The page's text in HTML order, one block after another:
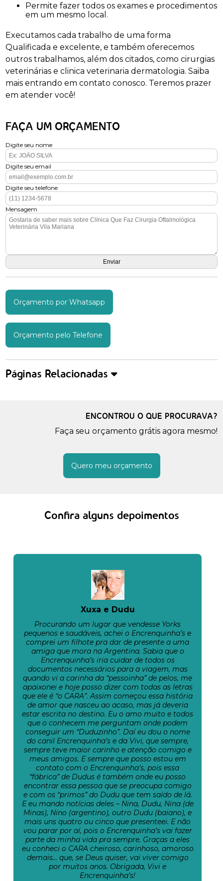
Permite fazer todos os exames e procedimentos
em um mesmo local.
Executamos cada trabalho de uma forma
Qualificada e excelente, e também oferecemos
outros trabalhamos, além dos citados, como cirurgias
veterinárias e clinica veterinaria dermatologia. Saiba
mais entrando em contato conosco. Teremos prazer
em atender você!
FAÇA UM ORÇAMENTO
Digite seu nome
Digite seu email
Digite seu telefone
Mensagem
Orçamento por Whatsapp
Orçamento pelo Telefone
Páginas Relacionadas
ENCONTROU O QUE PROCURAVA?
Faça seu orçamento grátis agora mesmo!
Quero meu orçamento
Confira alguns depoimentos
Xuxa e Dudu
Procurando um lugar que vendesse Yorks
pequenos e saudáveis, achei o Encrenquinha’s e
comprei um filhote pra dar de presente a uma
amiga que mora na Argentina. Sabia que o
Encrenquinha’s iria cuidar de todos os
documentos necessários para a viagem, mas
quando vi a carinha da “pessoinha” de pelos, me
apaixonei e hoje posso dizer com todas as letras
que ele é “o CARA”. Assim começou essa história
de amor que nasceu ao acaso, mas já deveria
estar escrita no destino. Eu o amo muito e todos
que o conhecem me perguntam onde podem
conseguir um “Duduzinho”. Daí eu dou o nome
do canil Encrenquinha’s e da Vivi, que sempre,
sempre teve maior carinho e atenção comigo e
meus amigos. E sempre que posso estou em
contato com o Encrenquinha’s, pois essa
“fábrica” de Dudus é também onde eu posso
encontrar essa pessoa que se preocupa comigo
e com os “primos” do Dudu que tem saído de lá.
E eu mando notícias deles – Nina, Dudu, Nina (de
Minas), Nino (argentino), outro Dudu (baiano), e
mais uns quatro ou cinco que presenteei. E não
vou parar por aí, pois o Encrenquinha’s vai fazer
parte da minha vida pra sempre. Graças a eles
eu conheci o CARA cheiroso, carinhoso, amoroso
demais… que, se Deus quiser, vai viver comigo
por muitos anos. Obrigada, Vivi e
Encrenquinha’s!